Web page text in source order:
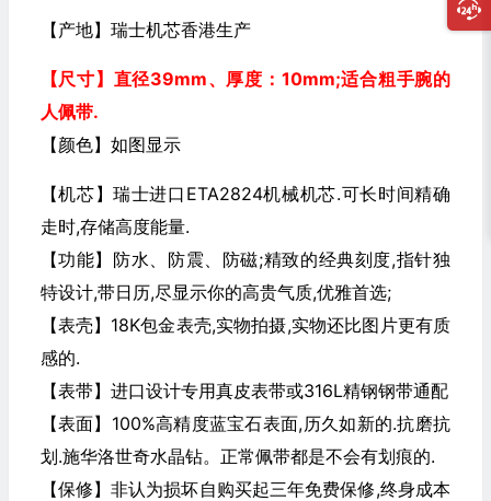
【产地】瑞士机芯香港生产
【尺寸】直径39mm、厚度：10mm;适合粗手腕的
人佩带.
【颜色】如图显示
【机芯】瑞士进口ETA2824机械机芯.可长时间精确
走时,存储高度能量.
【功能】防水、防震、防磁;精致的经典刻度,指针独
特设计,带日历,尽显示你的高贵气质,优雅首选;
【表壳】18K包金表壳,实物拍摄,实物还比图片更有质
感的.
【表带】进口设计专用真皮表带或316L精钢钢带通配
【表面】100%高精度蓝宝石表面,历久如新的.抗磨抗
划.施华洛世奇水晶钻。正常佩带都是不会有划痕的.
【保修】非认为损坏自购买起三年免费保修,终身成本